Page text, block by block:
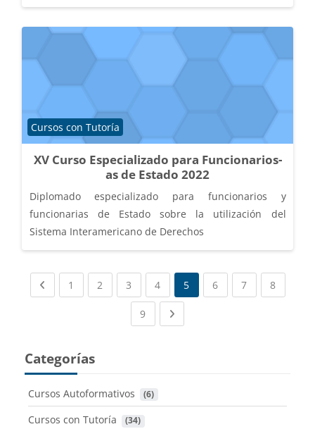
XV Curso Especializado para Funcionarios-
as de Estado 2022
Categoría de cursos
Cursos con Tutoría
Diplomado especializado para funcionarios y
funcionarias de Estado sobre la utilización del
Sistema Interamericano de Derechos
Previous page
1 (current)
2 (current)
3 (current)
4(current)
5 6(current)
7(current)
8(current)
9(current)Next page
Categorías
Cursos Autoformativos (6)
Cursos con Tutoría (34)